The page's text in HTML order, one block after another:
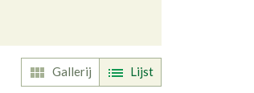
Gallerij Lijst